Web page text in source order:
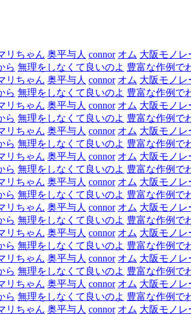
リちゃん 奥平与人 connor オム 大阪モノレ
ら 無理をしなくて良いのよ 豊富な作例で
リちゃん 奥平与人 connor オム 大阪モノレ
ら 無理をしなくて良いのよ 豊富な作例で
リちゃん 奥平与人 connor オム 大阪モノレ
ら 無理をしなくて良いのよ 豊富な作例で
リちゃん 奥平与人 connor オム 大阪モノレ
ら 無理をしなくて良いのよ 豊富な作例で
リちゃん 奥平与人 connor オム 大阪モノレ
ら 無理をしなくて良いのよ 豊富な作例で
リちゃん 奥平与人 connor オム 大阪モノレ
ら 無理をしなくて良いのよ 豊富な作例で
リちゃん 奥平与人 connor オム 大阪モノレ
ら 無理をしなくて良いのよ 豊富な作例で
リちゃん 奥平与人 connor オム 大阪モノレ
ら 無理をしなくて良いのよ 豊富な作例で
リちゃん 奥平与人 connor オム 大阪モノレ
ら 無理をしなくて良いのよ 豊富な作例で
リちゃん 奥平与人 connor オム 大阪モノレ
ら 無理をしなくて良いのよ 豊富な作例で
リちゃん 奥平与人 connor オム 大阪モノレ